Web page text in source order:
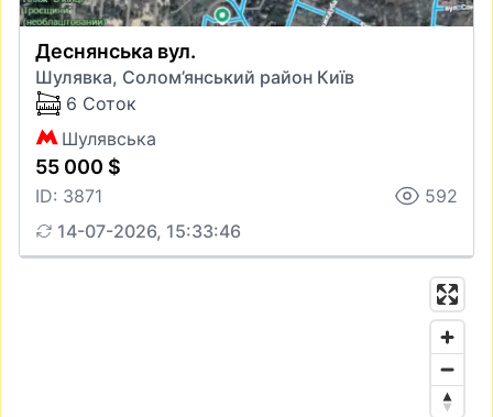
Деснянська вул.
Шулявка, Солом’янський район Київ
6 Соток
Шулявська
55 000 $
ID: 3871
592
14-07-2026, 15:33:46